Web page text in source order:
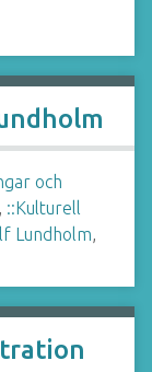
och
::Kulturell
Lundholm,